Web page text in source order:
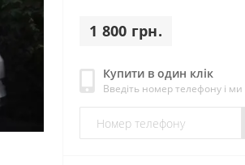
1 800 грн.
Купити в один клік
Введіть номер телефону і